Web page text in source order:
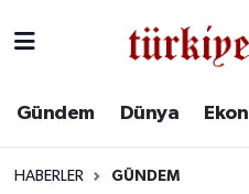
Gündem Dünya
HABERLER GÜNDEM